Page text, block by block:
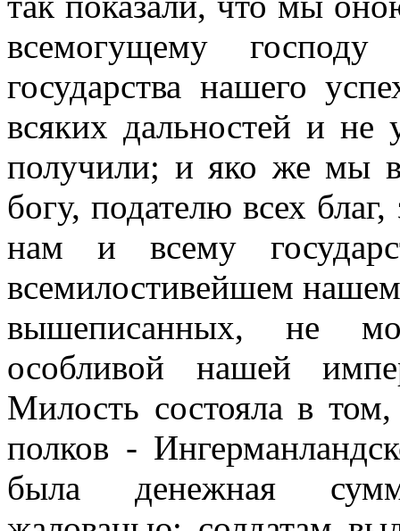
всемогущему
государства нашего
всяких дальностей и не
получили; и яко же мы в
богу, подателю всех
нам и всему
всемилостивейшем
вышеписанных, не
особливой нашей
Милость состояла в
полков -
была денежная